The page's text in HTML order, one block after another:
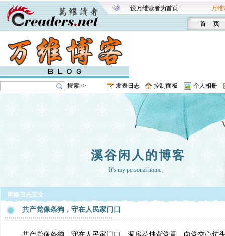
设万维读者为首页 万维
首 页
搜索>> 发表日志 控制面板 个人相册
溪谷闲人的博客
It's my personal home。
网络日志正文
共产党像条狗，守在人民家门口